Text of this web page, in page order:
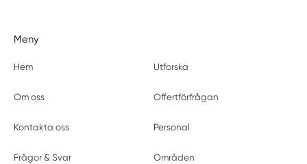
Meny
Hem Utforska
Om oss Offertförfrågan
Kontakta oss Personal
Frågor & Svar Områden